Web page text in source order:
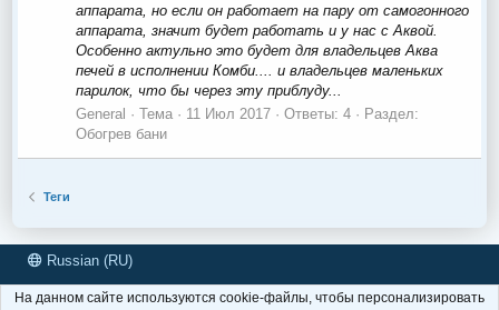
аппарата, но если он работает на пару от самогонного
аппарата, значит будет работать и у нас с Аквой.
Особенно актульно это будет для владельцев Аква
печей в исполнении Комби.... и владельцев маленьких
парилок, что бы через эту приблуду...
General
Тема 11 Июл 2017 Ответы: 4
Раздел:
Обогрев бани
Теги
Russian (RU)
Условия и правила
Политика конфиденциальности Помощь
На данном сайте используются cookie-файлы, чтобы персонализировать